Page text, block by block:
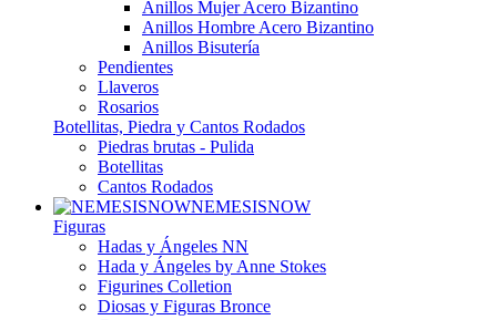
Anillos Mujer Acero Bizantino
Anillos Hombre Acero Bizantino
Anillos Bisutería
Pendientes
Llaveros
Rosarios
Botellitas, Piedra y Cantos Rodados
Piedras brutas - Pulida
Botellitas
Cantos Rodados
NEMESISNOW
Figuras
Hadas y Ángeles NN
Hada y Ángeles by Anne Stokes
Figurines Colletion
Diosas y Figuras Bronce